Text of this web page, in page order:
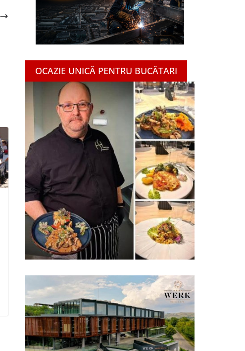
OCAZIE UNICĂ PENTRU BUCĂTARI